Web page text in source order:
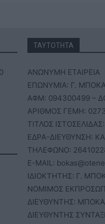
ΤΑΥΤΟΤΗΤΑ
ΑΝΩΝΥΜΗ ΕΤΑΙΡΕΙΑ
ΕΠΩΝΥΜΙΑ: Γ.
ΑΦΜ: 094300499 –
ΑΡΙΘΜΟΣ ΓΕΜΗ:
ΤΙΤΛΟΣ
ΕΔΡΑ-ΔΙΕΥΘΥΝΣΗ:
ΤΗΛΕΦΩΝΟ:
E-MAIL:
ΙΔΙΟΚΤΗΤΗΣ: Γ.
ΝΟΜΙΜΟΣ
ΔΙΕΥΘΥΝΤΗΣ:
ΔΙΕΥΘΥΝΤΗΣ